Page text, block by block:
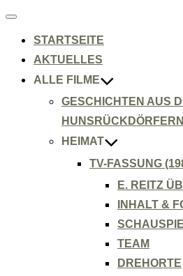
Navigation
STARTSEITE
AKTUELLES
ALLE FILME
GESCHICHTEN AUS
HUNSRÜCKDÖRFERN
HEIMAT
TV-FASSUNG
E. REITZ
INHALT &
TEAM
DREHORTE